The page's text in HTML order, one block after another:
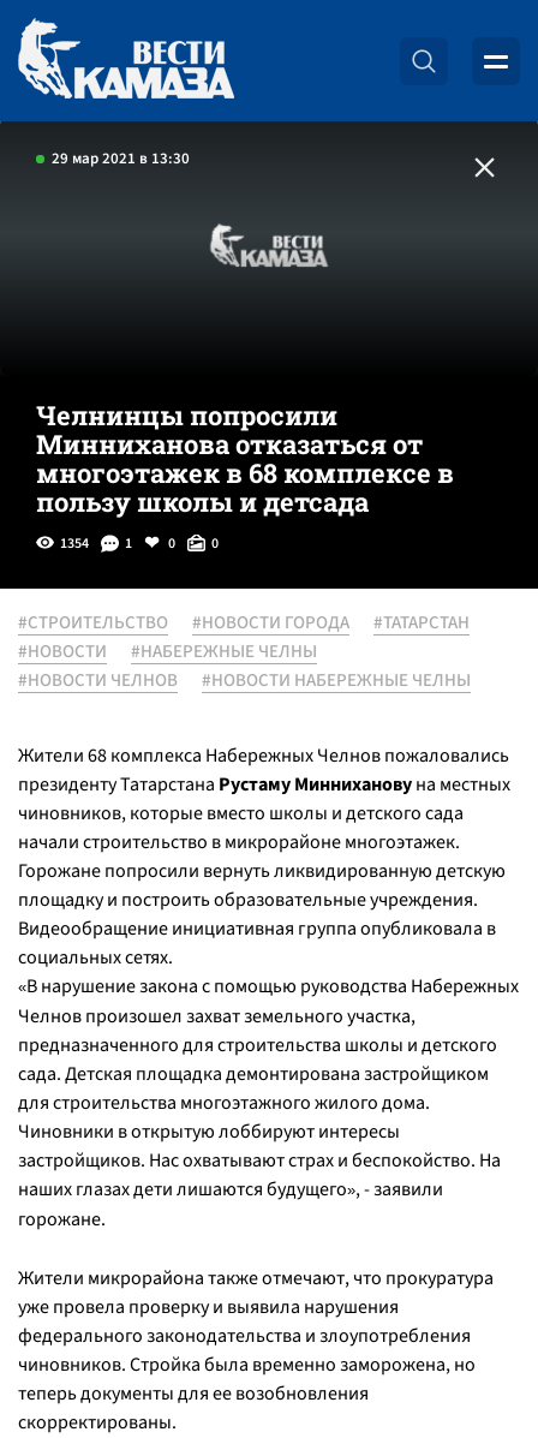
29 мар 2021 в 13:30
Челнинцы попросили
Минниханова отказаться от
многоэтажек в 68 комплексе в
пользу школы и детсада
1354 1 0 0
#СТРОИТЕЛЬСТВО #НОВОСТИ ГОРОДА
#ТАТАРСТАН
#НОВОСТИ
#НАБЕРЕЖНЫЕ ЧЕЛНЫ
#НОВОСТИ ЧЕЛНОВ
#НОВОСТИ НАБЕРЕЖНЫЕ ЧЕЛНЫ
Жители 68 комплекса Набережных Челнов пожаловались
президенту Татарстана Рустаму Миннихановуна местных
чиновников, которые вместо школы и детского сада
начали строительство в микрорайоне многоэтажек.
Горожане попросили вернуть ликвидированную детскую
площадку и построить образовательные учреждения.
Видеообращение инициативная группа опубликовала в
социальных сетях.
«В нарушение закона с помощью руководства Набережных
Челнов произошел захват земельного участка,
предназначенного для строительства школы и детского
сада. Детская площадка демонтирована застройщиком
для строительства многоэтажного жилого дома.
Чиновники в открытую лоббируют интересы
застройщиков. Нас охватывают страх и беспокойство. На
наших глазах дети лишаются будущего», - заявили
горожане.
Жители микрорайона также отмечают, что прокуратура
уже провела проверку и выявила нарушения
федерального законодательства и злоупотребления
чиновников. Стройка была временно заморожена, но
теперь документы для ее возобновления
скорректированы.